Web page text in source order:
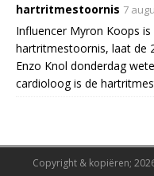
hartritmestoornis 7
Influencer Myron Koops
hartritmestoornis, laat de
Enzo Knol donderdag
cardioloog is de
Copyright & kopiëren;